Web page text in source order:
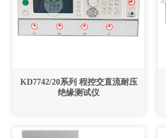
KD7742/20系列 程控交直流耐压
绝缘测试仪